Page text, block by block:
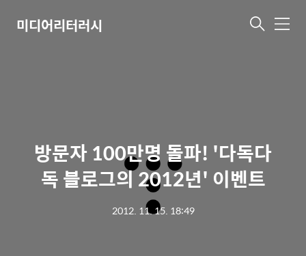
미디어리터러시 메
방문자 100만명 돌파! '다독다
독 블로그의 2012년' 이벤트
2012. 11. 15. 18:49